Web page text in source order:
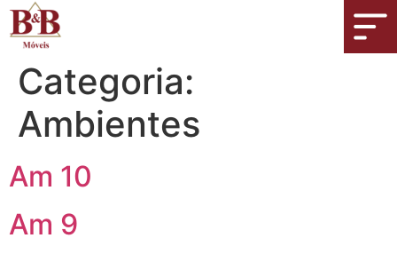
Categoria:
Ambientes
Am 10
Am 9